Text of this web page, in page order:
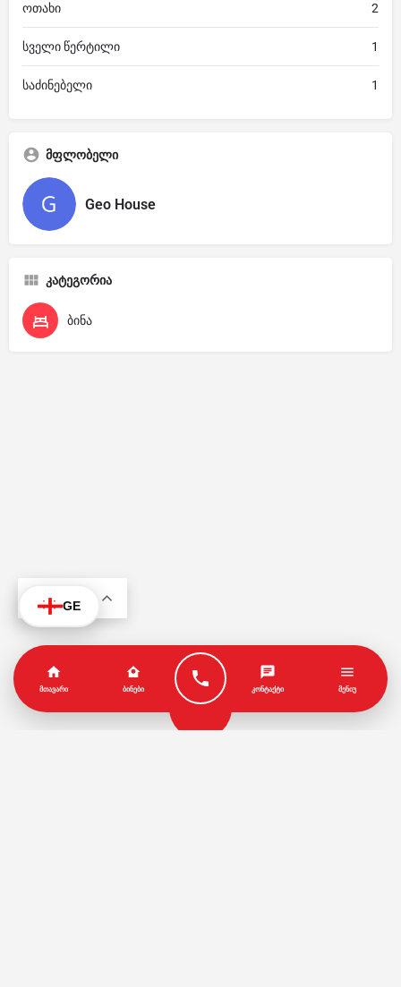
ოთახი 2
სველი წერტილი 1
საძინებელი 1
მფლობელი
Geo House
კატეგორია
ბინა
GE
ᲛᲗᲐᲕᲐᲠᲘ ᲑᲘᲜᲔᲑᲘ ᲙᲝᲜᲢᲐᲥᲢᲘ ᲛᲔᲜᲘᲣ
KA